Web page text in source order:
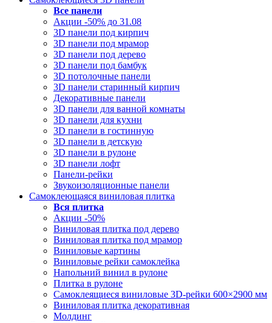
Все панели
Акции -50% до 31.08
3D панели под кирпич
3D панели под мрамор
3D панели под дерево
3D панели под бамбук
3D потолочные панели
3D панели старинный кирпич
Декоративные панели
3D панели для ванной комнаты
3D панели для кухни
3D панели в гостинную
3D панели в детскую
3D панели в рулоне
3D панели лофт
Панели-рейки
Звукоизоляционные панели
Самоклеющаяся виниловая плитка
Вся плитка
Акции -50%
Виниловая плитка под дерево
Виниловая плитка под мрамор
Виниловые картины
Виниловые рейки самоклейка
Напольний винил в рулоне
Плитка в рулоне
Самоклеящиеся виниловые 3D‑рейки 600×2900 мм
Виниловая плитка декоративная
Молдинг